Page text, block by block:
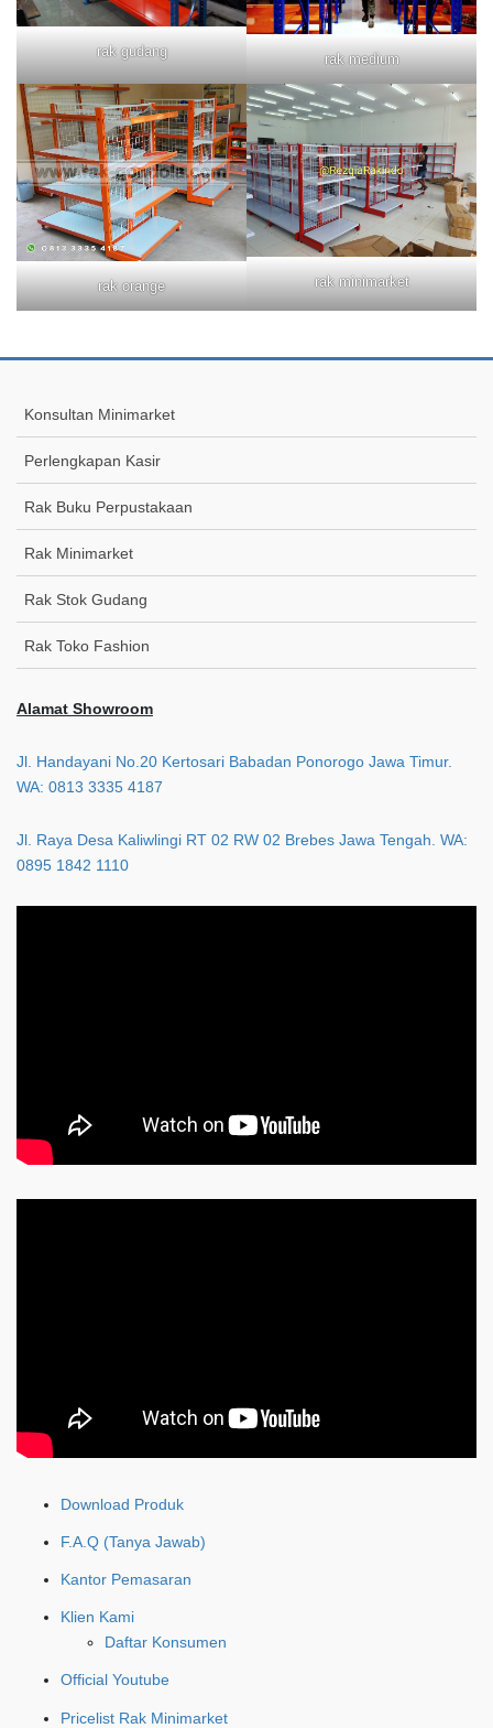
rak gudang rak medium
rak orange rak minimarket
Konsultan Minimarket
Perlengkapan Kasir
Rak Buku Perpustakaan
Rak Minimarket
Rak Stok Gudang
Rak Toko Fashion
Alamat Showroom
Jl. Handayani No.20 Kertosari Babadan Ponorogo Jawa Timur.
WA: 0813 3335 4187
Jl. Raya Desa Kaliwlingi RT 02 RW 02 Brebes Jawa Tengah. WA:
0895 1842 1110
Download Produk
F.A.Q (Tanya Jawab)
Kantor Pemasaran
Klien Kami
Daftar Konsumen
Official Youtube
Pricelist Rak Minimarket